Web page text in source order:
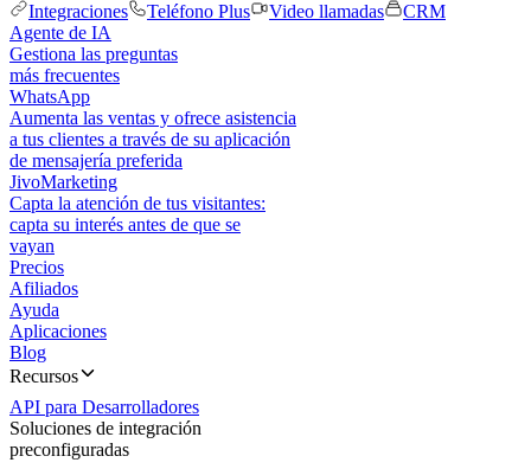
Integraciones
Teléfono Plus Video llamadas
CRM
Agente de IA
Gestiona las preguntas
más frecuentes
WhatsApp
Aumenta las ventas y ofrece asistencia
a tus clientes a través de su aplicación
de mensajería preferida
JivoMarketing
Capta la atención de tus visitantes:
capta su interés antes de que se
vayan
Precios
Afiliados
Ayuda
Aplicaciones
Blog
Recursos
API para Desarrolladores
Soluciones de integración
preconfiguradas